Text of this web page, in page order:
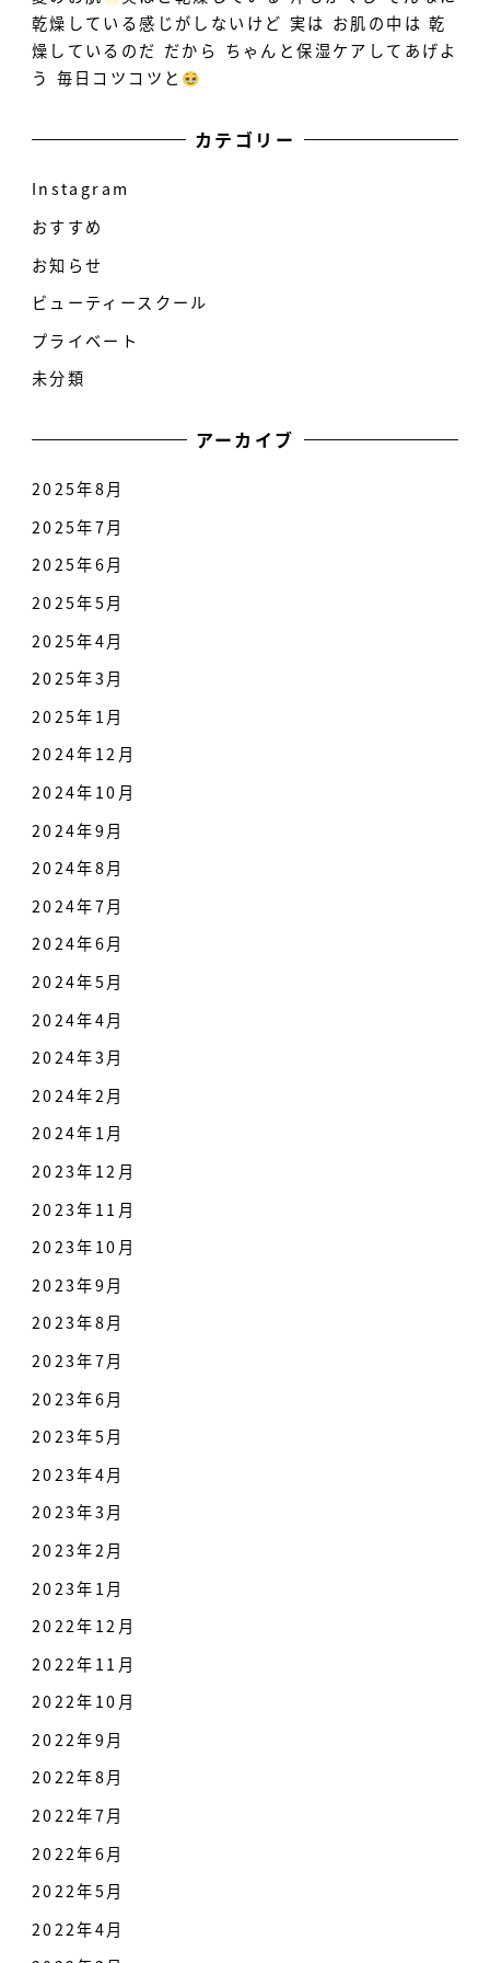
乾燥している感じがしないけど 実は お肌の中は 乾
燥しているのだ だから ちゃんと保湿ケアしてあげよ
う 毎日コツコツと
カテゴリー
Instagram
おすすめ
お知らせ
ビューティースクール
プライベート
未分類
アーカイブ
2025年8月
2025年7月
2025年6月
2025年5月
2025年4月
2025年3月
2025年1月
2024年12月
2024年10月
2024年9月
2024年8月
2024年7月
2024年6月
2024年5月
2024年4月
2024年3月
2024年2月
2024年1月
2023年12月
2023年11月
2023年10月
2023年9月
2023年8月
2023年7月
2023年6月
2023年5月
2023年4月
2023年3月
2023年2月
2023年1月
2022年12月
2022年11月
2022年10月
2022年9月
2022年8月
2022年7月
2022年6月
2022年5月
2022年4月